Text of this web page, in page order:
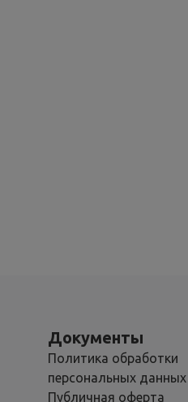
Документы
Политика обработки
персональных данных
Публичная оферта